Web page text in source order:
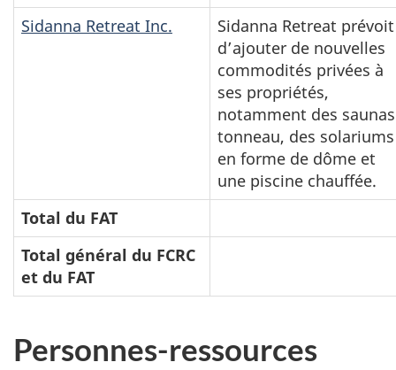
Sidanna Retreat Inc.
Sidanna Retreat prévoit
d’ajouter de nouvelles
commodités privées à
ses propriétés,
notamment des saunas
tonneau, des solariums
en forme de dôme et
une piscine chauffée.
Total du FAT
Total général du FCRC
et du FAT
Personnes-ressources